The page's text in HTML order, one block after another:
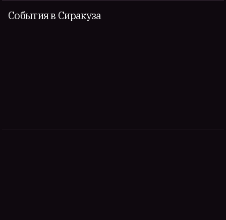
События в Сиракуза